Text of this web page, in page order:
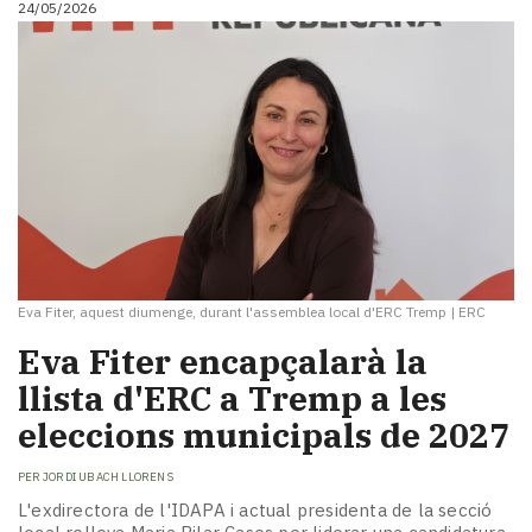
i
mitjans
Reportatges
Entrevistes
Enquestes
A
escena!
Dis
la
teva!
24/05/2026
Eva Fiter, aquest diumenge, durant l'assemblea local d'ERC Tremp | ERC
Eva Fiter encapçalarà la
llista d'ERC a Tremp a les
eleccions municipals de 2027
PER JORDI UBACH LLORENS
L'exdirectora de l'IDAPA i actual presidenta de la secció